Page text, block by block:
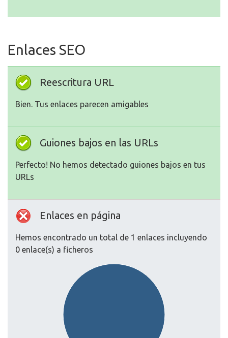
Enlaces SEO
Reescritura URL
Bien. Tus enlaces parecen amigables
Guiones bajos en las URLs
Perfecto! No hemos detectado guiones bajos en tus
URLs
Enlaces en página
Hemos encontrado un total de 1 enlaces incluyendo
0 enlace(s) a ficheros